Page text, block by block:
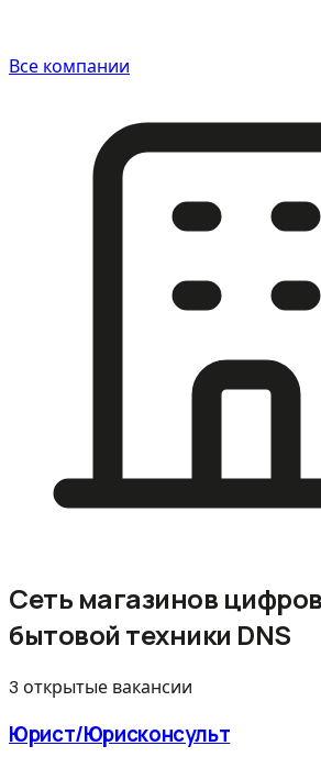
Все компании
Сеть магазинов
бытовой техники DNS
3 открытые вакансии
Юрист/Юрисконсульт